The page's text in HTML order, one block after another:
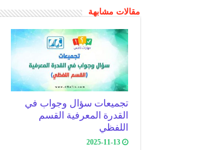
مقالات مشابهة
تجميعات سؤال وجواب في
القدرة المعرفية القسم
اللفظي
2025-11-13